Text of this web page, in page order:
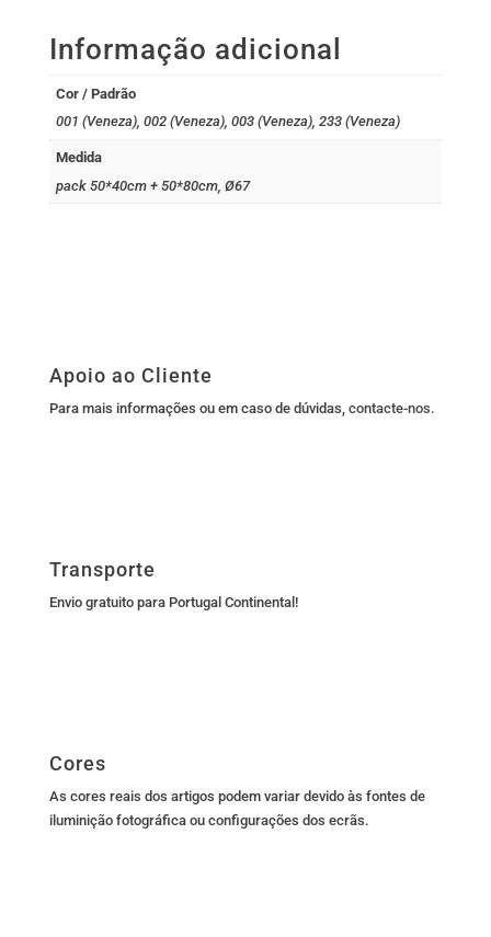
Informação adicional
Cor / Padrão
001 (Veneza), 002 (Veneza), 003 (Veneza), 233 (Veneza)
Medida
pack 50*40cm + 50*80cm, Ø67
Apoio ao Cliente
Para mais informações ou em caso de dúvidas, contacte-nos.
Transporte
Envio gratuito para Portugal Continental!
Cores
As cores reais dos artigos podem variar devido às fontes de
iluminição fotográfica ou configurações dos ecrãs.